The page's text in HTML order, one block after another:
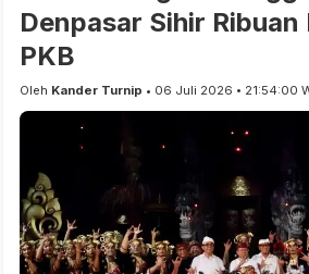
Denpasar Sihir
PKB
Oleh Kander Turnip • 06 Juli 2026 • 21:54:00